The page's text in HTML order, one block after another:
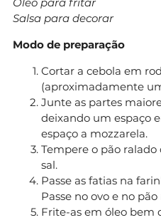
Óleo para fritar
Salsa para decorar
Modo de preparação
Cortar a cebola em
(aproximadamente
Junte as partes
deixando um espaço
espaço a mozzarela.
Tempere o pão
sal.
Passe as fatias na
Passe no ovo e no
Frite-as em óleo bem